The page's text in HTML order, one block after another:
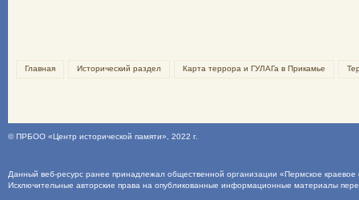
Главная Исторический раздел Карта террора и ГУЛАГа в Прикамье
©ПРБОО «Центр исторической памяти» , 2022 г.
Данный веб-ресурс ранее принадлежал общественной организации «Пермское
Исключительные авторские права на опубликованные информационные материалы